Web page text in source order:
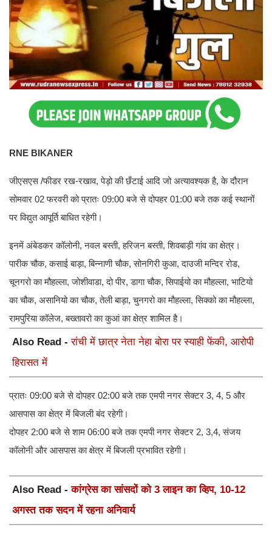
RNE BIKANER
जीएसएस /फीडर रख-रखाव, पेड़ो की छँटाई आदि जो अत्यावश्यक है, के दौरान
सोमवार 02 फरवरी को प्रातः 09:00 बजे से दोपहर 01:00 बजे तक कई स्थानों
पर विद्युत आपूर्ति बाधित रहेगी।
इनमें अंबेडकर कॉलोनी, नवल बस्ती, हरिजन बस्ती, शिवबाड़ी गांव का क्षेत्र।
पारीक चौक, कसाई बाड़ा, बिन्नाणी चौक, सोनगिरी कुआ, दाउजी मन्दिर रोड,
चूनगरो का मौहल्ला, जोशीवाडा, दो पीर, डागा चौक, सिपाईयो का मौहल्ला, भाटियो
का चौक, असानियो का चौक, तेली बाड़ा, चुनगरो का मौहल्ला, सिक्को का मौहल्ला,
रामपुरिया कॉलेज, बख्तावरो का कुआं का क्षेत्र शामिल है।
Also Read -रांची में छात्र नेता नेहा बोरा पर स्याही फेंकी, आरोपी
हिरासत में
प्रातः 09:00 बजे से दोपहर 02:00 बजे तक एमपी नगर सेक्टर 3, 4, 5 और
आसपास का क्षेत्र में बिजली बंद रहेगी।
दोपहर 2:00 बजे से शाम 06:00 बजे तक एमपी नगर सेक्टर 2, 3,4, संजय
कॉलोनी और आसपास का क्षेत्र में बिजली प्रभावित रहेगी।
Also Read -कांग्रेस का सांसदों को 3 लाइन का व्हिप, 10-12
अगस्त तक सदन में रहना अनिवार्य